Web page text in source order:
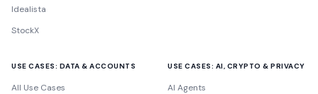
Idealista
StockX
USE CASES: DATA & ACCOUNTS
All Use Cases
USE CASES: AI, CRYPTO & PRIVACY
AI Agents